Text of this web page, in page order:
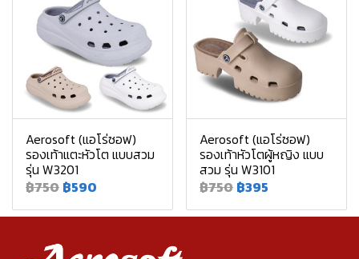
Aerosoft (แอโร่ซอฟ)
รองเท้าแตะหัวโต แบบสวม
รุ่น W3201
฿750 ฿590
Aerosoft (แอโร่ซอฟ)
รองเท้าหัวโตผู้หญิง แบบ
สวม รุ่น W3101
฿750 ฿395